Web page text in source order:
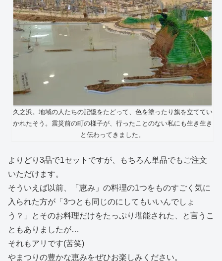
久之浜。地域の人たちの記憶をたどって、色を塗ったり旗を立ててい
かれたそう。震災前の町の様子が、行ったことのない私にも生き生き
と伝わってきました。
よりどり3品で1セットですが、もちろん単品でもご注文
いただけます。
そういえば以前、「恵み」の料理の1つをものすごく気に
入られた方が「3つとも同じのにしてもいいんでしょ
う？」とそのお料理だけをたっぷり堪能された、と言うこ
ともありましたが…
それもアリです(苦笑)
やまつりの豊かな恵みをぜひお楽しみください。